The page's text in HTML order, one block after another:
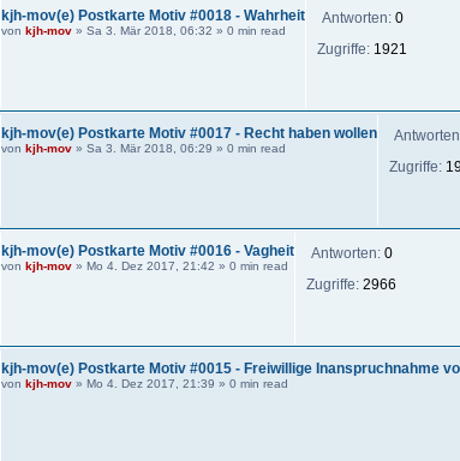
kjh-mov(e) Postkarte Motiv #0018 - Wahrheit
von kjh-mov» Sa 3. Mär 2018, 06:32 » 0 min read
Antworten: 0
Zugriffe: 1921
kjh-mov(e) Postkarte Motiv #0017 - Recht haben wollen
von kjh-mov» Sa 3. Mär 2018, 06:29 » 0 min read
Zugriffe:
kjh-mov(e) Postkarte Motiv #0016 - Vagheit
von kjh-mov» Mo 4. Dez 2017, 21:42 » 0 min read
Antworten: 0
Zugriffe: 2966
kjh-mov(e) Postkarte Motiv #0015 - Freiwillige Inanspruchnahme
von kjh-mov» Mo 4. Dez 2017, 21:39 » 0 min read